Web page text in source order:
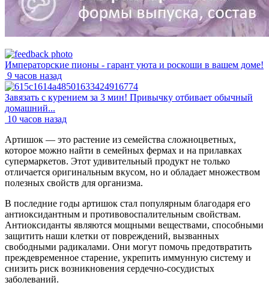
Императорские пионы - гарант уюта и роскоши в вашем доме!
9 часов назад
Завязать с курением за 3 мин! Привычку отбивает обычный
домашний...
10 часов назад
Артишок — это растение из семейства сложноцветных,
которое можно найти в семейных фермах и на прилавках
супермаркетов. Этот удивительный продукт не только
отличается оригинальным вкусом, но и обладает множеством
полезных свойств для организма.
В последние годы артишок стал популярным благодаря его
антиоксидантным и противовоспалительным свойствам.
Антиоксиданты являются мощными веществами, способными
защитить наши клетки от повреждений, вызванных
свободными радикалами. Они могут помочь предотвратить
преждевременное старение, укрепить иммунную систему и
снизить риск возникновения сердечно-сосудистых
заболеваний.